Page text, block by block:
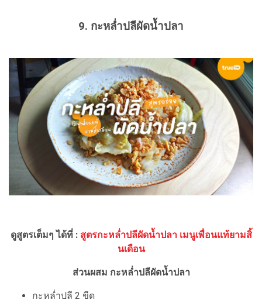
9. กะหล่ำปลีผัดน้ำปลา
ดูสูตรเต็มๆ ได้ที่ : สูตรกะหล่ำปลีผัดน้ำปลา เมนูเพื่อนแท้ยามสิ้
นเดือน
ส่วนผสม กะหล่ำปลีผัดน้ำปลา
กะหล่ำปลี 2 ขีด